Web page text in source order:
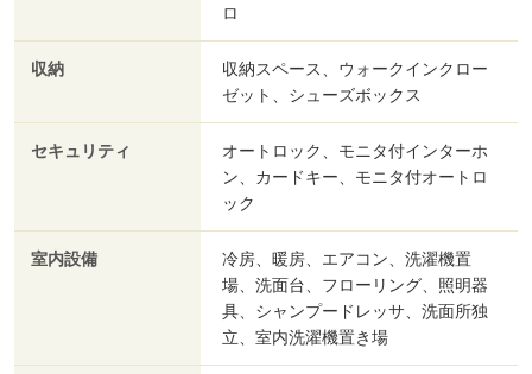
ロ
収納
収納スペース、ウォークインクロー
ゼット、シューズボックス
セキュリティ
オートロック、モニタ付インターホ
ン、カードキー、モニタ付オートロ
ック
室内設備
冷房、暖房、エアコン、洗濯機置
場、洗面台、フローリング、照明器
具、シャンプードレッサ、洗面所独
立、室内洗濯機置き場